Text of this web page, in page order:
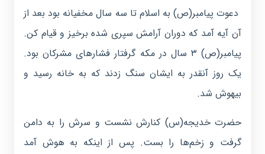
دعوت پیامبر(ص) به اسلام تا سه سال مخفیانه بود بعد از
آن آیه آمد که دوران آرامش سپری شده برخیز و قیام کن.
پیامبر(ص) ۳ سال در مکه گرفتار فشارهای مشرکان بود.
یک روز آنقدر به ایشان سنگ زدند که به خانه رسید و
بیهوش شد.
حضرت خدیجه(س) کنارش نشست و سرش را به دامن
گرفت و زخم‌ها را بست. پس از اینکه به هوش آمد